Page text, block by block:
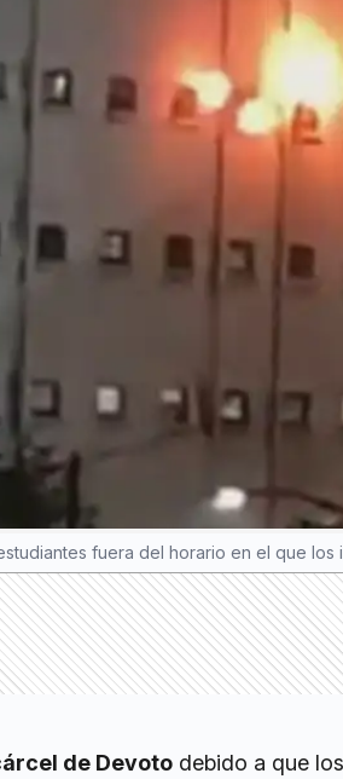
fuera del horario en el que los
de Devoto debido a que los